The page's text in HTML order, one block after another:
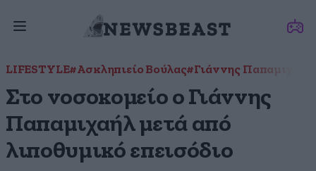
LIFESTYLE#Ασκληπιείο Βούλας#Γιάννης Παπαμιχαήλ
Στο νοσοκομείο ο Γιάννης
Παπαμιχαήλ μετά από
λιποθυμικό επεισόδιο